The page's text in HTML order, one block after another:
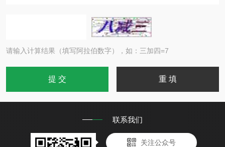
请输入计算结果（填写阿拉伯数字），如：三加四=7
联系我们
关注公众号